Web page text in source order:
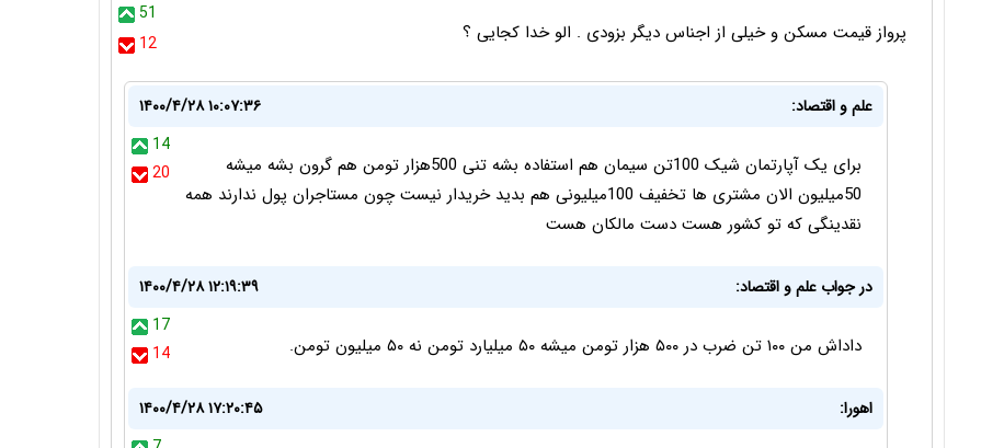
51
12
پرواز قیمت مسکن و خیلی از اجناس دیگر بزودی . الو خدا کجایی ؟
علم و اقتصاد:
۱۴۰۰/۴/۲۸ ۱۰:۰۷:۳۶
14
20
برای یک آپارتمان شیک 100تن سیمان هم استفاده بشه تنی 500هزار تومن هم گرون بشه میشه
50میلیون الان مشتری ها تخفیف 100میلیونی هم بدید خریدار نیست چون مستاجران پول ندارند همه
نقدینگی که تو کشور هست دست مالکان هست
در جواب علم و اقتصاد:
۱۴۰۰/۴/۲۸ ۱۲:۱۹:۳۹
17
14
داداش من ۱۰۰ تن ضرب در ۵۰۰ هزار تومن میشه ۵۰ میلیارد تومن نه ۵۰ میلیون تومن.
اهورا:
۱۴۰۰/۴/۲۸ ۱۷:۲۰:۴۵